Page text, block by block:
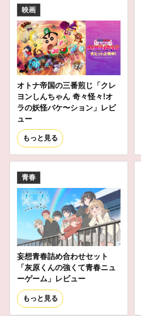
映画
オトナ帝国の三番煎じ「クレ
ヨンしんちゃん 奇々怪々!オ
ラの妖怪バケ〜ション」レビ
ュー
もっと見る
青春
妄想青春詰め合わせセット
「灰原くんの強くて青春ニュ
ーゲーム」レビュー
もっと見る